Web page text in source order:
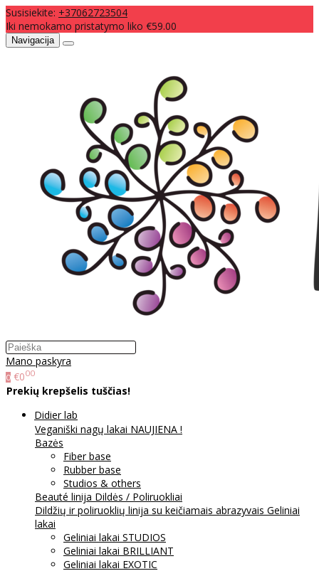
Susisiekite: +37062723504
Iki nemokamo pristatymo liko €59.00
Navigacija
Mano paskyra
0 €000
Prekių krepšelis tuščias!
Didier lab
Veganiški nagų lakai NAUJIENA !
Bazės
Fiber base
Rubber base
Studios & others
Beauté linija Dildės / Poliruokliai
Dildžių ir poliruoklių linija su keičiamais abrazyvais Geliniai
lakai
Geliniai lakai STUDIOS
Geliniai lakai BRILLIANT
Geliniai lakai EXOTIC